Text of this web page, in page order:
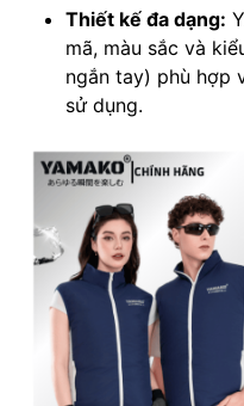
Thiết kế đa dạng:
mã, màu sắc và
ngắn tay) phù hợp
sử dụng.